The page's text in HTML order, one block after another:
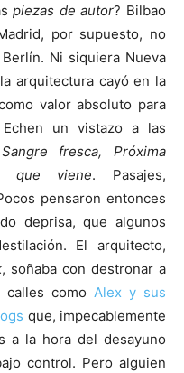
piezas de autor? Bilbao
por supuesto, no
Ni siquiera Nueva
arquitectura cayó en la
valor absoluto para
un vistazo a las
Sangre fresca, Próxima
que viene. Pasajes,
pensaron entonces
deprisa, que algunos
El arquitecto,
, soñaba con destronar a
calles como Alex y sus
que, impecablemente
a la hora del desayuno
control. Pero alguien